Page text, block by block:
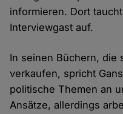
informieren. Dort
Interviewgast auf.
In seinen Büchern, die
verkaufen, spricht
politische Themen an
Ansätze, allerdings